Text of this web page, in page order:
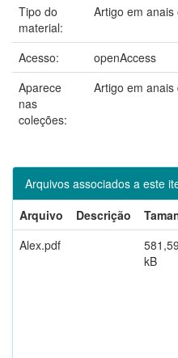
Tipo do
material:
Artigo em
Acesso:
openAccess
Aparece
nas
coleções:
Artigo em anais
Arquivos associados a este
Arquivo
Descrição
Alex.pdf
581,59
kB